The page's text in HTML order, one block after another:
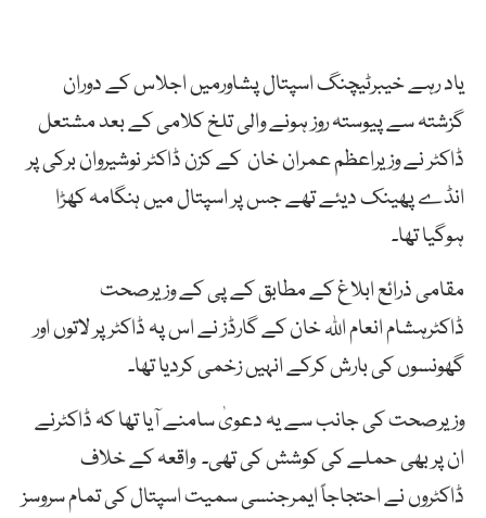
یاد رہے خیبرٹیچنگ اسپتال پشاورمیں اجلاس کے دوران
گزشتہ سے پیوستہ روز ہونے والی تلخ کلامی کے بعد مشتعل
ڈاکٹر نے وزیراعظم عمران خان کے کزن ڈاکٹر نوشیروان برکی پر
انڈے پھینک دیئے تھے جس پر اسپتال میں ہنگامہ کھڑا
ہوگیا تھا۔
مقامی ذرائع ابلاغ کے مطابق کے پی کے وزیرصحت
ڈاکٹرہشام انعام اللہ خان کے گارڈز نے اس پہ ڈاکٹرپر لاتوں اور
گھونسوں کی بارش کرکے انہیں زخمی کردیا تھا۔
وزیرصحت کی جانب سے یہ دعویٰ سامنے آیا تھا کہ ڈاکٹرنے
ان پر بھی حملے کی کوشش کی تھی۔ واقعہ کے خلاف
ڈاکٹروں نے احتجاجاً ایمرجنسی سمیت اسپتال کی تمام سروسز